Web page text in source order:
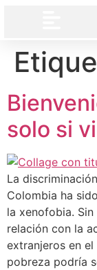
solo si
La
Colombia ha
la xenofobia.
relación con la
extranjeros en
pobreza podría